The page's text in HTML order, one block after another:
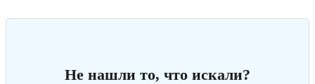
Не нашли то, что искали?